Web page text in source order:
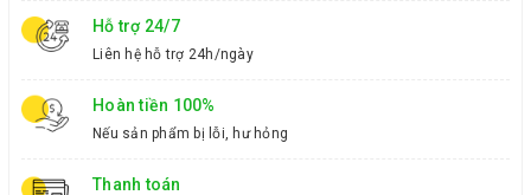
Hỗ trợ 24/7
Liên hệ hỗ trợ 24h/ngày
Hoàn tiền 100%
Nếu sản phẩm bị lỗi, hư hỏng
Thanh toán